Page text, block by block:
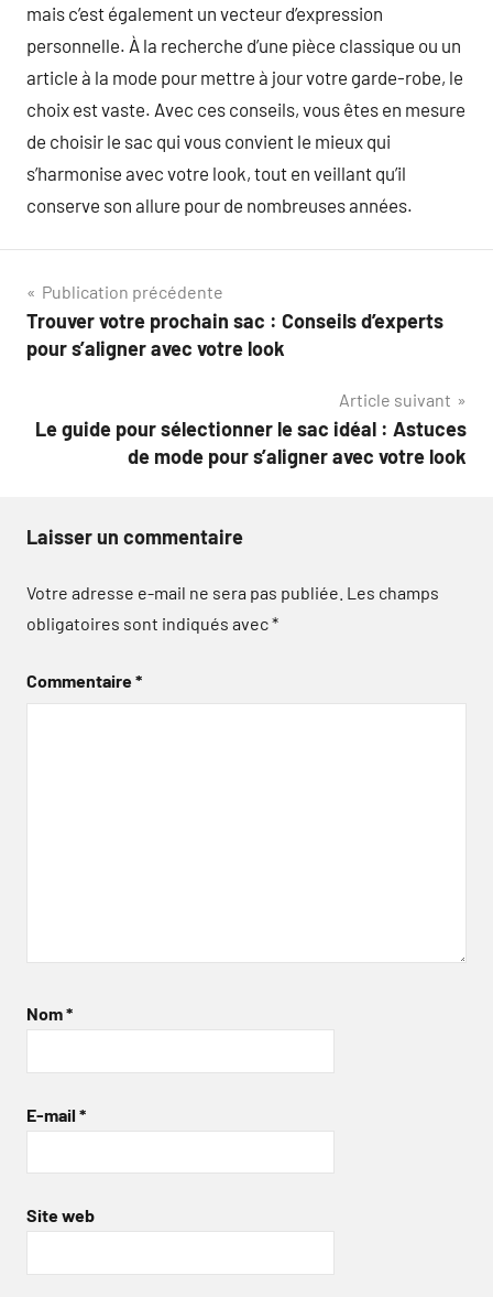
mais c’est également un vecteur d’expression
personnelle. À la recherche d’une pièce classique ou un
article à la mode pour mettre à jour votre garde-robe, le
choix est vaste. Avec ces conseils, vous êtes en mesure
de choisir le sac qui vous convient le mieux qui
s’harmonise avec votre look, tout en veillant qu’il
conserve son allure pour de nombreuses années.
Navigation
de
Publication précédente
Trouver votre prochain sac : Conseils d’experts
pour s’aligner avec votre look
Article suivant
Le guide pour sélectionner le sac idéal : Astuces
de mode pour s’aligner avec votre look
Laisser un commentaire
Votre adresse e-mail ne sera pas publiée. Les champs
obligatoires sont indiqués avec*
Commentaire*
Nom*
E-mail *
Site web